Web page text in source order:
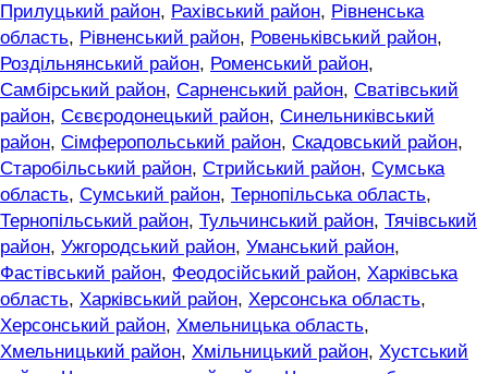
Прилуцький район, Рахівський район, Рівненська
область, Рівненський район, Ровеньківський район,
Роздільнянський район, Роменський район,
Самбірський район, Сарненський район, Сватівський
район, Сєвєродонецький район, Синельниківський
район, Сімферопольський район, Скадовський район,
Старобільський район, Стрийський район, Сумська
область, Сумський район, Тернопільська область,
Тернопільський район, Тульчинський район, Тячівський
район, Ужгородський район, Уманський район,
Фастівський район, Феодосійський район, Харківська
область, Харківський район, Херсонська область,
Херсонський район, Хмельницька область,
Хмельницький район, Хмільницький район, Хустський